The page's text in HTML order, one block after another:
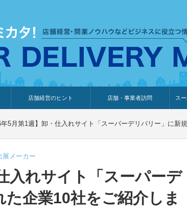
店舗経営のヒント
ウェブ集客・販売促進
仕入れ
展示会情報
接客・販売
知識情報
販促カレンダー
集客・販売促進
店舗・事業者訪問
アパレル店
カフェ・飲食店
ペットサロン
メーカー
他の業種
美容サロン
薬局
観光・ホテル旅館宿泊業
雑貨店
食料品店
ス
SD
お
イ
セ
体
外
新
年5月第1週】卸・仕入れサイト「スーパーデリバリー」に新
展メーカー
入れサイト「スーパーデ
企業10社をご紹介しま